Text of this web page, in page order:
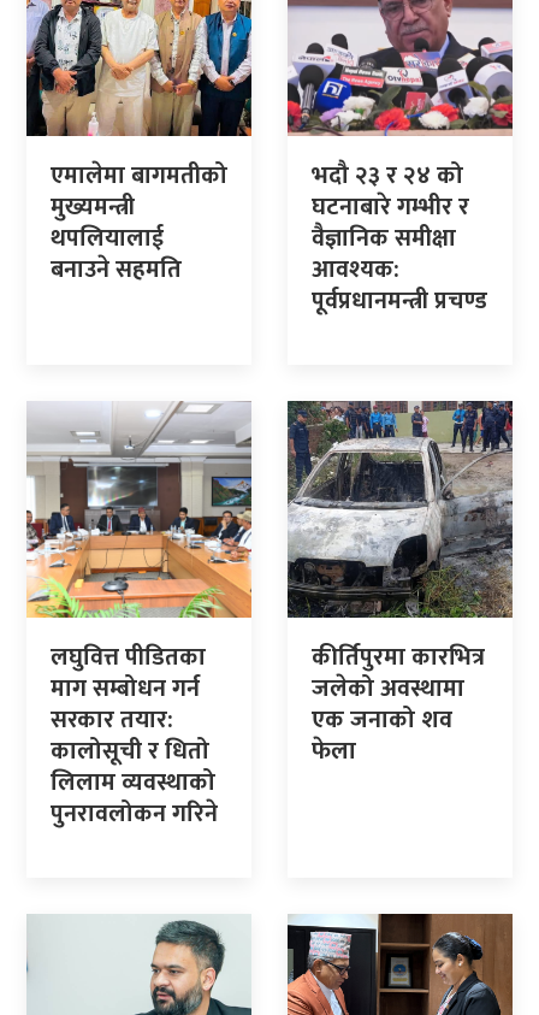
एमालेमा बागमतीको
मुख्यमन्त्री
थपलियालाई
बनाउने सहमति
भदौ २३ र २४ को
घटनाबारे गम्भीर र
वैज्ञानिक समीक्षा
आवश्यक:
पूर्वप्रधानमन्त्री प्रचण्ड
लघुवित्त पीडितका
माग सम्बोधन गर्न
सरकार तयार:
कालोसूची र धितो
लिलाम व्यवस्थाको
पुनरावलोकन गरिने
कीर्तिपुरमा कारभित्र
जलेको अवस्थामा
एक जनाको शव
फेला